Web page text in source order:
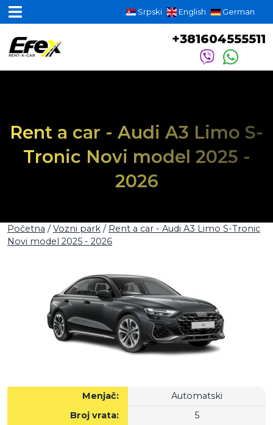
Srpski English German
+381604555511
Rent a car - Audi A3 Limo S-
Tronic Novi model 2025 -
2026
Početna / Vozni park / Rent a car - Audi A3 Limo S-Tronic
Novi model 2025 - 2026
Menjač:
Automatski
Broj vrata:
5